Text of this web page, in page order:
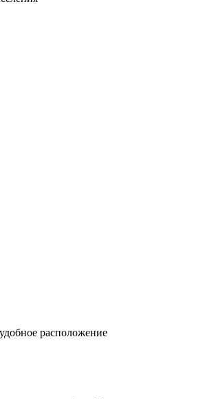
расположение